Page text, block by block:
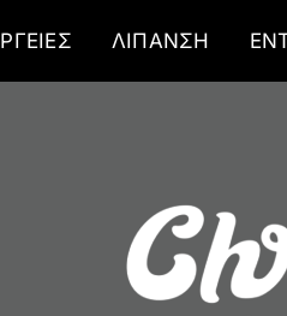
ΛΙΠΑΝΣΗ